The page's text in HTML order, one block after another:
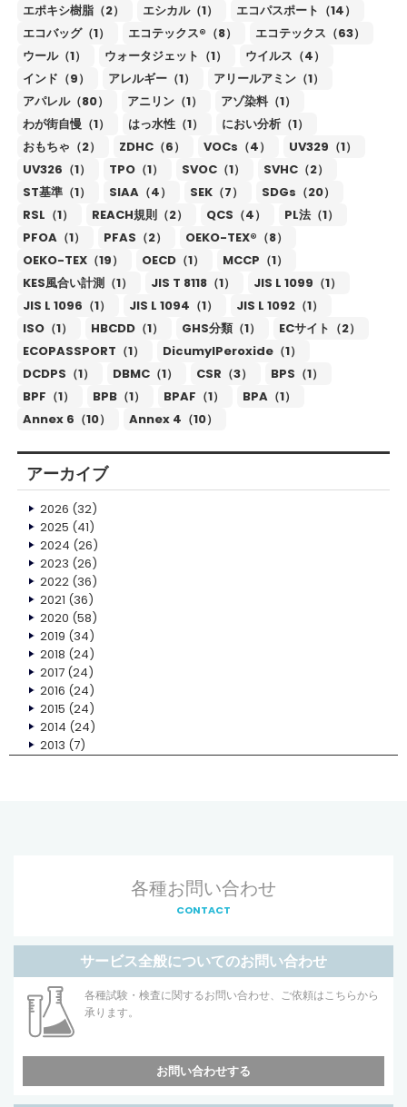
エポキシ樹脂（2）
エシカル（1）
エコパスポート（14）
エコバッグ（1）
エコテックス®（8）
エコテックス（63）
ウール（1）
ウォータジェット（1）
ウイルス（4）
インド（9）
アレルギー（1）
アリールアミン（1）
アパレル（80）
アニリン（1）
アゾ染料（1）
わが街自慢（1）
はっ水性（1）
におい分析（1）
おもちゃ（2）
ZDHC（6） VOCs（4）
UV329（1）
UV326（1）
TPO（1） SVOC（1）
SVHC（2）
ST基準（1）
SIAA（4） SEK（7）
SDGs（20）
RSL（1）
REACH規則（2） QCS（4）
PL法（1）
PFOA（1）
PFAS（2）
OEKO-TEX®（8）
OEKO-TEX（19）
OECD（1）
MCCP（1）
KES風合い計測（1）
JIS T 8118（1）
JIS L 1099（1）
JIS L 1096（1）
JIS L 1094（1）
JIS L 1092（1）
ISO（1）
HBCDD（1） GHS分類（1）
ECサイト（2）
ECOPASSPORT（1）
DicumylPeroxide（1）
DCDPS（1）
DBMC（1） CSR（3）
BPS（1）
BPF（1）
BPB（1） BPAF（1）
BPA（1）
Annex 6（10）
Annex 4（10）
アーカイブ
2026 (32)
2025 (41)
2024 (26)
2023 (26)
2022(36)
2021 (36)
2020 (58)
2019 (34)
2018 (24)
2017(24)
2016 (24)
2015 (24)
2014 (24)
2013 (7)
各種お問い合わせ
CONTACT
サービス全般についてのお問い合わせ
各種試験・検査に関するお問い合わせ、ご依頼はこちらから
承ります。
お問い合わせする